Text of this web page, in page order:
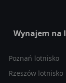
Wynajem na
Poznań lotnisko
Rzeszów lotnisko